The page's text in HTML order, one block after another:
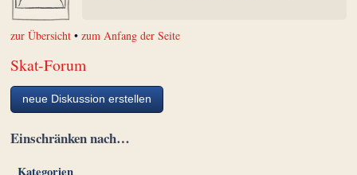
zur Übersicht •zum Anfang der Seite
Skat-Forum
neue Diskussion erstellen
Einschränken nach…